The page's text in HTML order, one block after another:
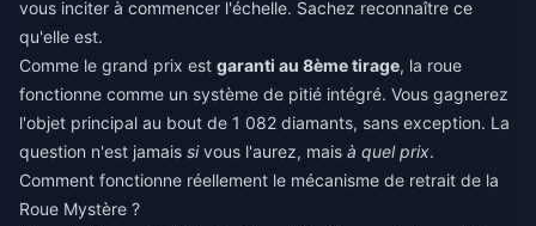
vous inciter à commencer l'échelle. Sachez reconnaître ce
qu'elle est.
Comme le grand prix est garanti au 8ème tirage, la roue
fonctionne comme un système de pitié intégré. Vous gagnerez
l'objet principal au bout de 1 082 diamants, sans exception. La
question n'est jamais sivous l'aurez, mais à quel prix.
Comment fonctionne réellement le mécanisme de retrait de la
Roue Mystère ?